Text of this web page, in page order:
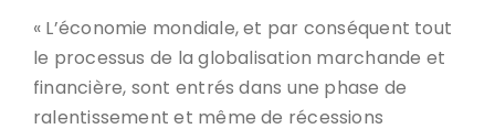
« L’économie mondiale, et par conséquent tout
le processus de la globalisation marchande et
financière, sont entrés dans une phase de
ralentissement et même de récessions